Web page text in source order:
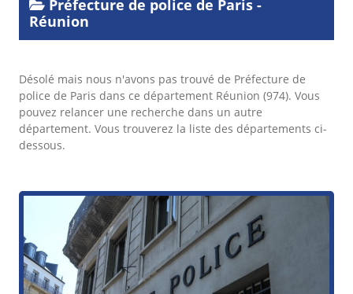
Préfecture de police de Paris -
Réunion
Désolé mais nous n'avons pas trouvé de Préfecture de
police de Paris dans ce département Réunion (974). Vous
pouvez relancer une recherche dans un autre
département. Vous trouverez la liste des départements ci-
dessous.